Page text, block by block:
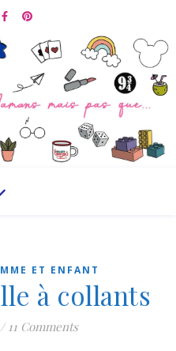
ET ENFANT
à collants
/ 11 Comments